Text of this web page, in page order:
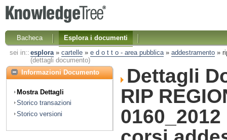
Bacheca
Esplora i documenti
sei in:: esplora» cartelle» e d o t t o - area pubblica» addestramento»
(dettagli documento)
Informazioni Documento
Mostra Dettagli
Storico transazioni
Storico versioni
Dettagli
RIP